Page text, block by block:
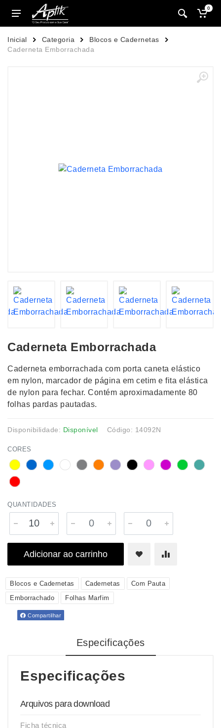
0
Inicial Categoria
Blocos e Cadernetas
Caderneta Emborrachada
Caderneta Emborrachada
Caderneta emborrachada com porta caneta elástico
em nylon, marcador de página em cetim e fita elástica
de nylon para fechar. Contém aproximadamente 80
folhas pardas pautadas.
Disponibilidade: Disponível Código: 14092N
CORES
QUANTIDADES
Adicionar ao carrinho
Blocos e Cadernetas Cadernetas
Com Pauta
Emborrachado
Folhas Marfim
Compartilhar
Especificações
Especificações
Arquivos para download
Ficha técnica